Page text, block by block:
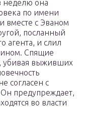
неделю она
по имени
вместе с Эваном
посланный
агента, и слил
Спящие
убивая выживших
согласен с
предупреждает,
во власти